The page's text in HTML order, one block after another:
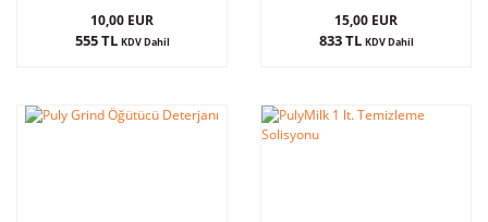
10,00 EUR
555 TL KDV Dahil
15,00 EUR
833 TL KDV Dahil